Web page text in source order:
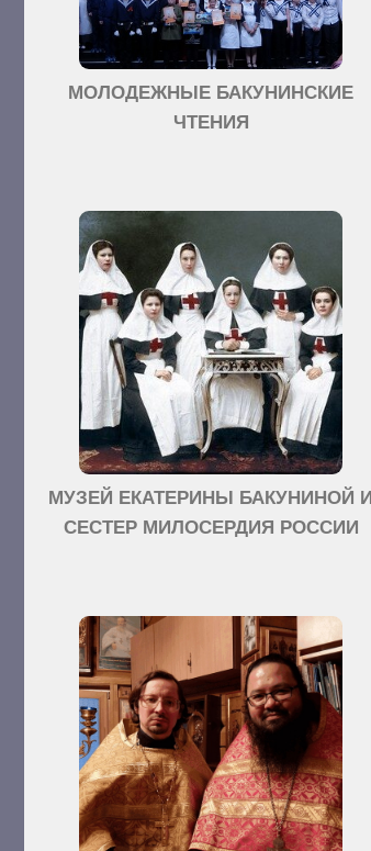
МОЛОДЕЖНЫЕ БАКУНИНСКИЕ
ЧТЕНИЯ
МУЗЕЙ ЕКАТЕРИНЫ БАКУНИНОЙ И
СЕСТЕР МИЛОСЕРДИЯ РОССИИ